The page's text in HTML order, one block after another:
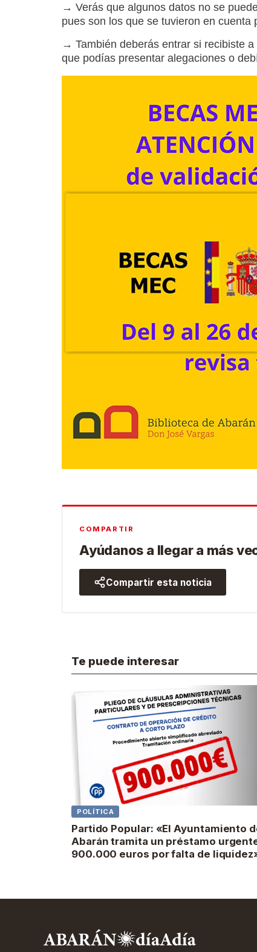
→ Verás que algunos datos no se
pues son los que se tuvieron en
→ También deberás entrar si recibiste
que podías presentar alegaciones o
COMPARTIR
Ayúdanos a llegar a más
Compartir esta noticia
Te puede interesar
POLÍTICA
Partido Popular: «El Ayuntamiento
Abarán tramita un préstamo
900.000 euros por falta de